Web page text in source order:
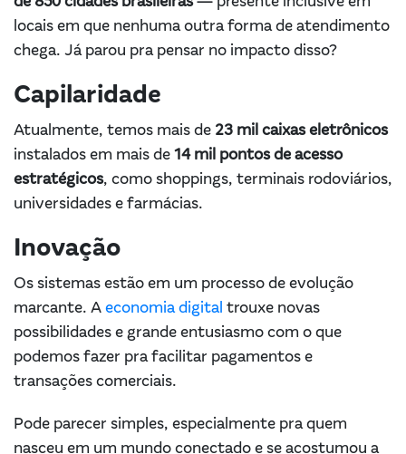
locais em que nenhuma outra forma de atendimento
chega. Já parou pra pensar no impacto disso?
Capilaridade
Atualmente, temos mais de 23 mil caixas eletrônicos
instalados em mais de 14 mil pontos de acesso
estratégicos, como shoppings, terminais rodoviários,
universidades e farmácias.
Inovação
Os sistemas estão em um processo de evolução
marcante. A economia digital trouxe novas
possibilidades e grande entusiasmo com o que
podemos fazer pra facilitar pagamentos e
transações comerciais.
Pode parecer simples, especialmente pra quem
nasceu em um mundo conectado e se acostumou a